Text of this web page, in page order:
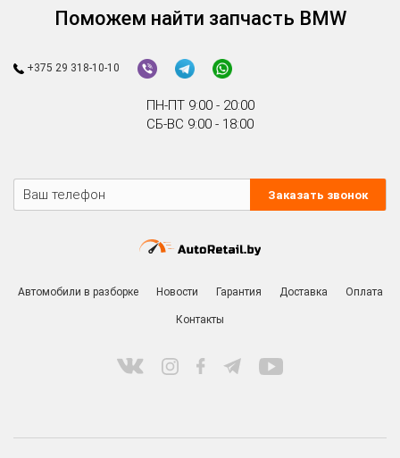
Поможем найти запчасть BMW
+375 29 318-10-10
ПН-ПТ 9:00 - 20:00
СБ-ВС 9:00 - 18:00
Заказать звонок
Автомобили в разборке Новости Гарантия Доставка Оплата
Контакты